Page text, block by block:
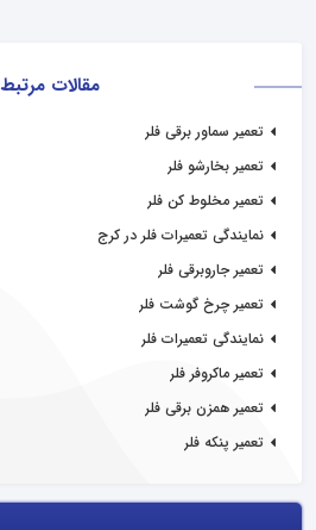
مقالات مرتبط
تعمیر سماور برقی فلر
تعمیر بخارشو فلر
تعمیر مخلوط کن فلر
نمایندگی تعمیرات فلر در کرج
تعمیر جاروبرقی فلر
تعمیر چرخ گوشت فلر
نمایندگی تعمیرات فلر
تعمیر ماکروفر فلر
تعمیر همزن برقی فلر
تعمیر پنکه فلر